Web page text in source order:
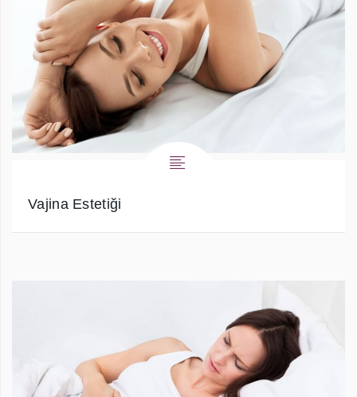
Vajina Estetiği